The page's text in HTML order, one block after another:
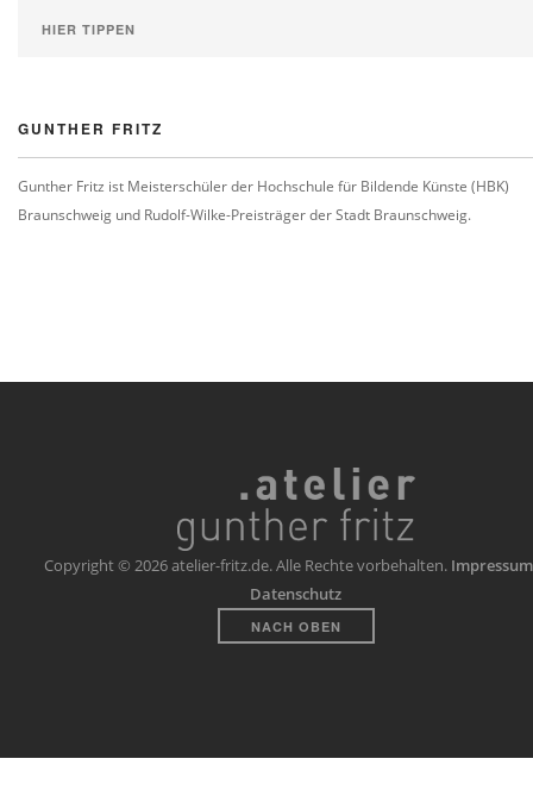
GUNTHER FRITZ
Gunther Fritz ist Meisterschüler der Hochschule für Bildende Künste (HBK)
Braunschweig und Rudolf-Wilke-Preisträger der Stadt Braunschweig.
Copyright © 2026 atelier-fritz.de. Alle Rechte vorbehalten.
Datenschutz
NACH OBEN